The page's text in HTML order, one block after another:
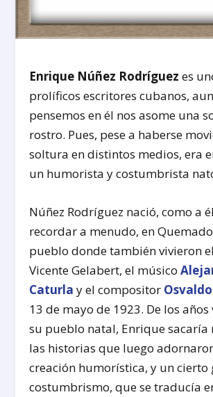
Enrique Núñez Rodríguez es
prolíficos escritores cubanos,
pensemos en él nos asome una
rostro. Pues, pese a haberse
soltura en distintos medios, era
un humorista y costumbrista
Núñez Rodríguez nació, como a
recordar a menudo, en
pueblo donde también vivieron
Vicente Gelabert, el músico
Caturla y el compositor
13 de mayo de 1923. De los
su pueblo natal, Enrique sacaría
las historias que luego
creación humorística, y un cierto
costumbrismo, que se traducía